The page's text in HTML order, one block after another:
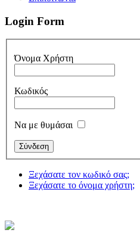
Login Form
Όνομα Χρήστη
Κωδικός
Να με θυμάσαι
Ξεχάσατε τον κωδικό σας;
Ξεχάσατε το όνομα χρήστη;